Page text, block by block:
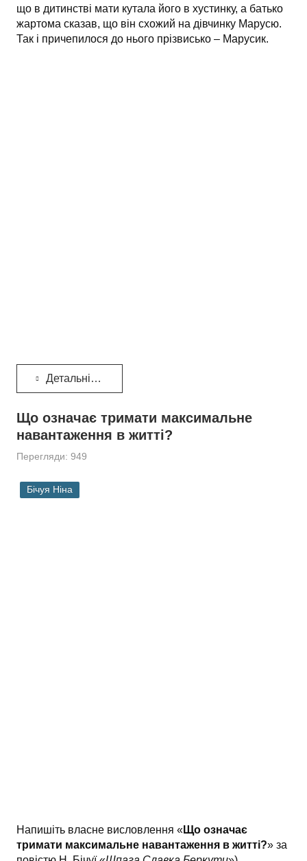
що в дитинстві мати кутала його в хустинку, а батько
жартома сказав, що він схожий на дівчинку Марусю.
Так і причепилося до нього прізвисько – Марусик.
Детальніше...
Що означає тримати максимальне
навантаження в житті?
Перегляди: 949
Бічуя Ніна
Напишіть власне висловлення «Що означає
тримати максимальне навантаження в житті?» за